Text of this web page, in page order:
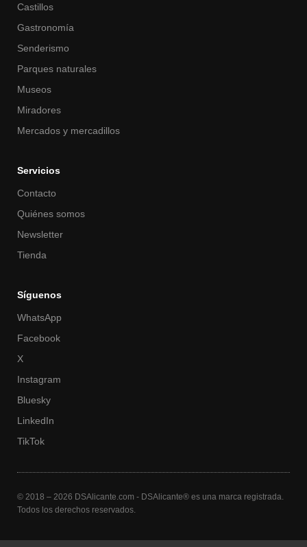
Castillos
Gastronomía
Senderismo
Parques naturales
Museos
Miradores
Mercados y mercadillos
Servicios
Contacto
Quiénes somos
Newsletter
Tienda
Síguenos
WhatsApp
Facebook
X
Instagram
Bluesky
LinkedIn
TikTok
© 2018 – 2026 DSAlicante.com - DSAlicante® es una marca registrada.
Todos los derechos reservados.